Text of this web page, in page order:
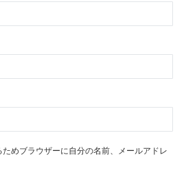
めブラウザーに自分の名前、メールアドレ